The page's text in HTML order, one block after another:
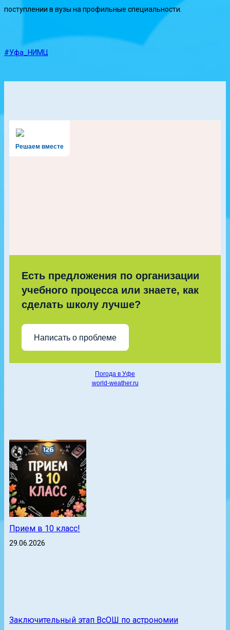
поступлении в вузы на профильные специальности.
#Уфа_НИМЦ
Решаем вместе
Есть предложения по организации
учебного процесса или знаете, как
сделать школу лучше?
Написать о проблеме
Погода в Уфе
world-weather.ru
Прием в 10 класс!
29.06.2026
Заключительный этап ВсОШ по астрономии